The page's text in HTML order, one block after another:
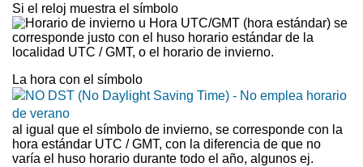
Si el reloj muestra el símbolo
se
corresponde justo con el huso horario estándar de la
localidad UTC / GMT, o el horario de invierno.
La hora con el símbolo
al igual que el símbolo de invierno, se corresponde con la
hora estándar UTC / GMT, con la diferencia de que no
varía el huso horario durante todo el año, algunos ej.